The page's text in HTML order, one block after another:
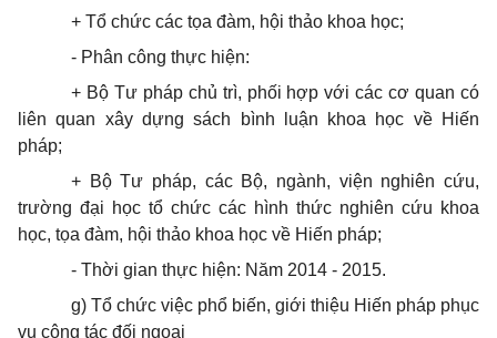
+ Tổ chức các tọa đàm, hội thảo khoa học;
- Phân công thực hiện:
+ Bộ Tư pháp chủ trì, phối hợp với các cơ quan có
liên quan xây dựng sách bình luận khoa học về Hiến
pháp;
+ Bộ Tư pháp, các Bộ, ngành, viện nghiên cứu,
trường đại học tổ chức các hình thức nghiên cứu khoa
học, tọa đàm, hội thảo khoa học về Hiến pháp;
- Thời gian thực hiện: Năm 2014 - 2015.
g) Tổ chức việc phổ biến, giới thiệu Hiến pháp phục
vụ công tác đối ngoại